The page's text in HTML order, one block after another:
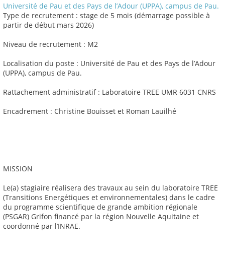
Université de Pau et des Pays de l’Adour (UPPA), campus de Pau.
Type de recrutement : stage de 5 mois (démarrage possible à
partir de début mars 2026)
Niveau de recrutement : M2
Localisation du poste : Université de Pau et des Pays de l’Adour
(UPPA), campus de Pau.
Rattachement administratif : Laboratoire TREE UMR 6031 CNRS
Encadrement : Christine Bouisset et Roman Lauilhé
MISSION
Le(a) stagiaire réalisera des travaux au sein du laboratoire TREE
(Transitions Energétiques et environnementales) dans le cadre
du programme scientifique de grande ambition régionale
(PSGAR) Grifon financé par la région Nouvelle Aquitaine et
coordonné par l’INRAE.